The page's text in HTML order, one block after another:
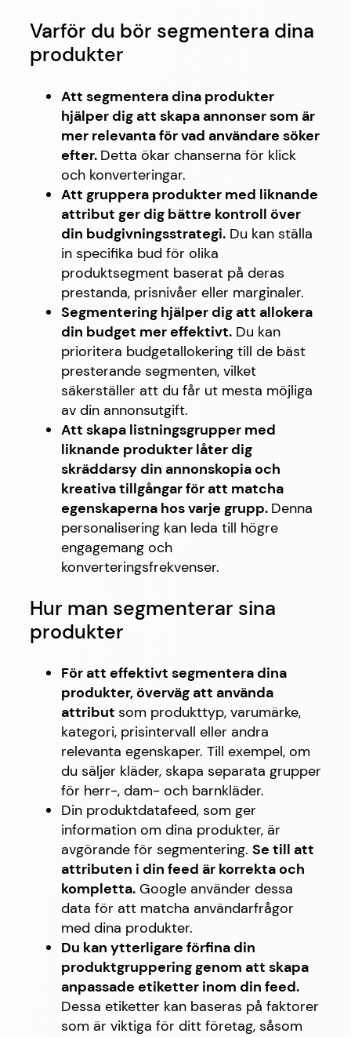
Varför du bör segmentera dina
produkter
Att segmentera dina produkter
hjälper dig att skapa annonser som är
mer relevanta för vad användare söker
efter. Detta ökar chanserna för klick
och konverteringar.
Att gruppera produkter med liknande
attribut ger dig bättre kontroll över
din budgivningsstrategi. Du kan ställa
in specifika bud för olika
produktsegment baserat på deras
prestanda, prisnivåer eller marginaler.
Segmentering hjälper dig att allokera
din budget mer effektivt. Du kan
prioritera budgetallokering till de bäst
presterande segmenten, vilket
säkerställer att du får ut mesta möjliga
av din annonsutgift.
Att skapa listningsgrupper med
liknande produkter låter dig
skräddarsy din annonskopia och
kreativa tillgångar för att matcha
egenskaperna hos varje grupp. Denna
personalisering kan leda till högre
engagemang och
konverteringsfrekvenser.
Hur man segmenterar sina
produkter
För att effektivt segmentera dina
produkter, överväg att använda
attribut som produkttyp, varumärke,
kategori, prisintervall eller andra
relevanta egenskaper. Till exempel, om
du säljer kläder, skapa separata grupper
för herr-, dam- och barnkläder.
Din produktdatafeed, som ger
information om dina produkter, är
avgörande för segmentering. Se till att
attributen i din feed är korrekta och
kompletta. Google använder dessa
data för att matcha användarfrågor
med dina produkter.
Du kan ytterligare förfina din
produktgruppering genom att skapa
anpassade etiketter inom din feed.
Dessa etiketter kan baseras på faktorer
som är viktiga för ditt företag, såsom